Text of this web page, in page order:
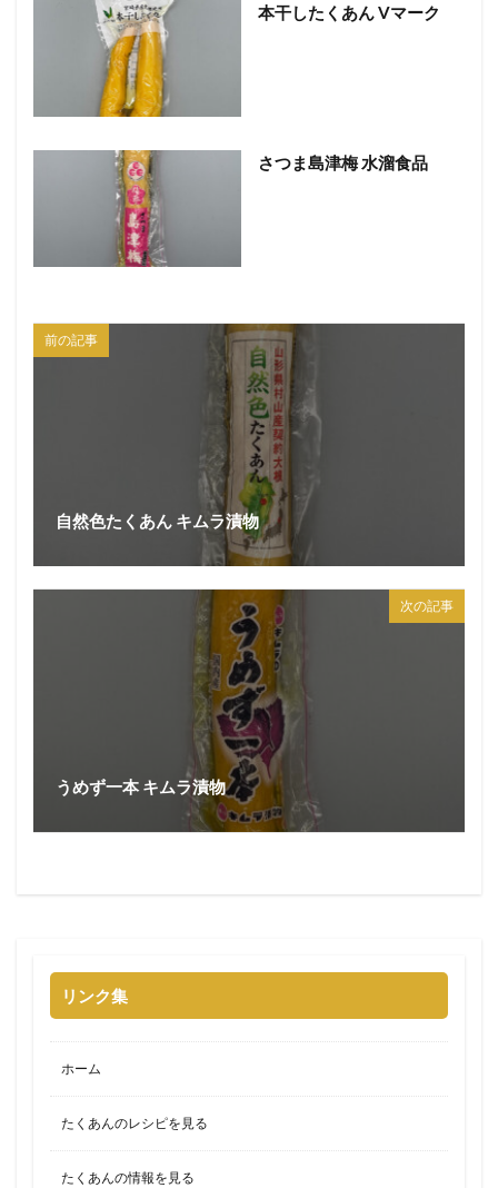
本干したくあん Vマーク
さつま島津梅 水溜食品
前の記事
自然色たくあん キムラ漬物
次の記事
うめず一本 キムラ漬物
リンク集
ホーム
たくあんのレシピを見る
たくあんの情報を見る